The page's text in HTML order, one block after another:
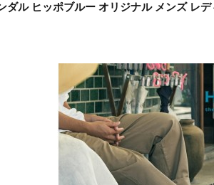
ダル ヒッポブルー オリジナル メンズ レ